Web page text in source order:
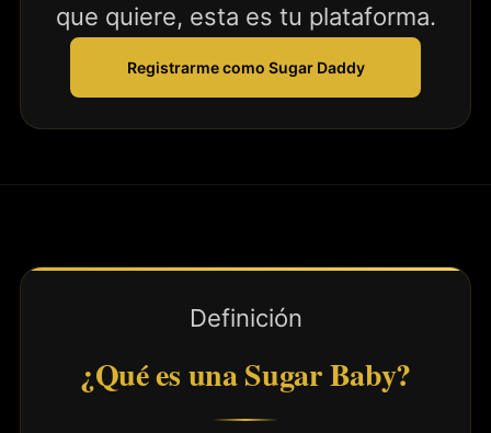
que quiere, esta es tu plataforma.
Registrarme como Sugar Daddy
Definición
¿Qué es una Sugar Baby?